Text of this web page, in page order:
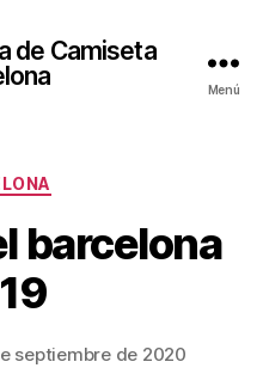
de Camiseta
Menú
barcelona
septiembre de 2020